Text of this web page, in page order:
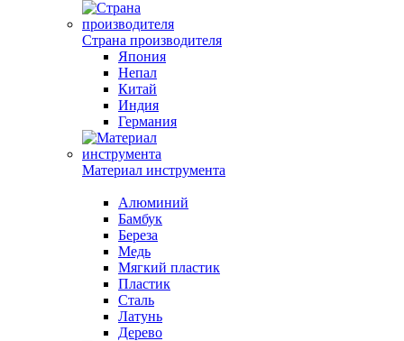
Страна производителя
Япония
Непал
Китай
Индия
Германия
Материал инструмента
Алюминий
Бамбук
Береза
Медь
Мягкий пластик
Пластик
Сталь
Латунь
Дерево